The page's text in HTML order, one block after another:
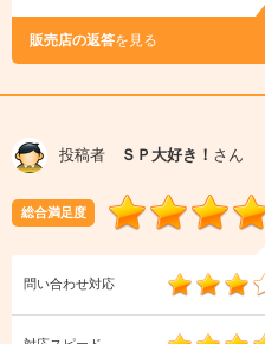
販売店の返答を見る
投稿者 ＳＰ大好き！ さん
総合満足度
問い合わせ対応